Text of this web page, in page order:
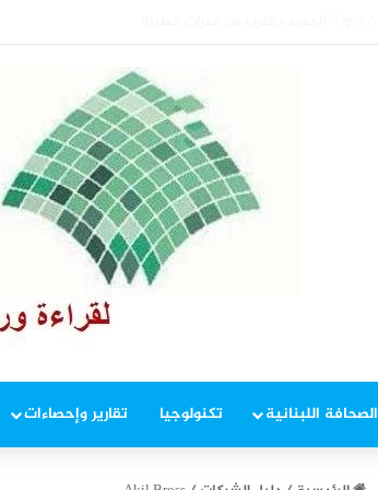
الصحافة اللبنانية تكنولوجيا تقارير وإحصاءات